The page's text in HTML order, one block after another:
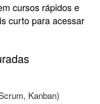
cursos rápidos e
curto para acessar
Kanban)